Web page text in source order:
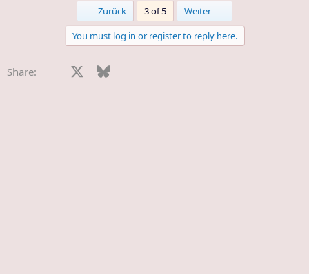
Zurück 3 of 5 Weiter
You must log in or register to reply here.
Share: Facebook Bluesky